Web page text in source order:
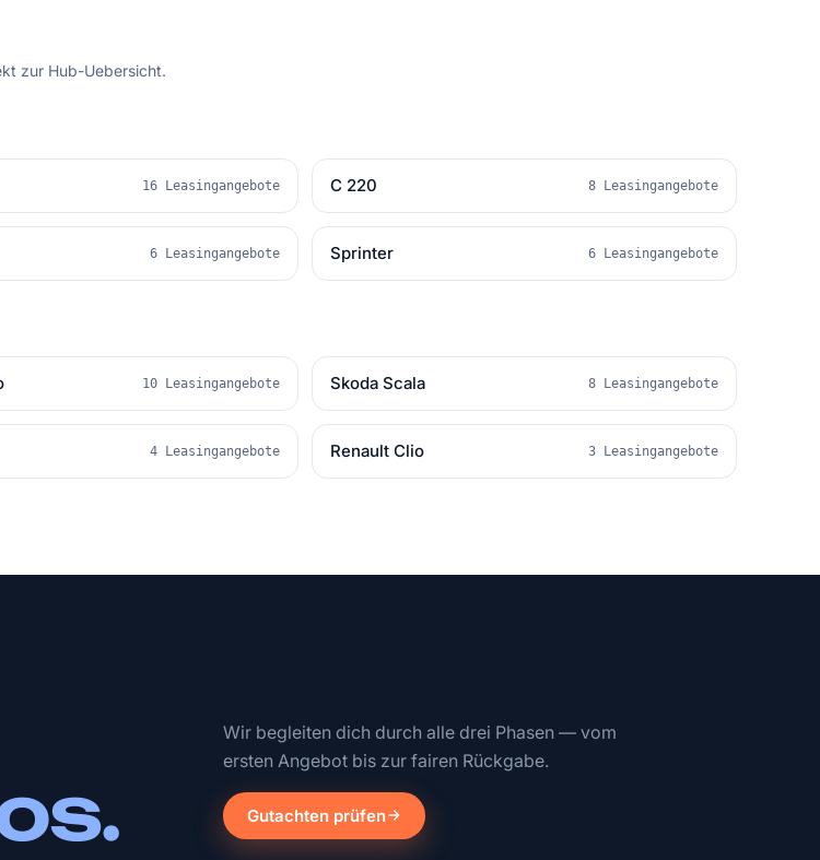
zur Hub-Uebersicht.
16 Leasingangebote C 220 8 Leasingangebote
6 Leasingangebote Sprinter 6 Leasingangebote
10 Leasingangebote Skoda Scala 8 Leasingangebote
4 Leasingangebote Renault Clio 3 Leasingangebote
Wir begleiten dich durch alle drei Phasen — vom
ersten Angebot bis zur fairen Rückgabe.
Gutachten prüfen